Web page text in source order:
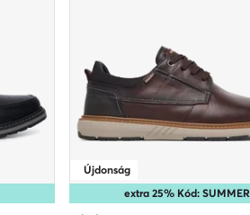
extra 25% Kód: SUMMER
Újdonság